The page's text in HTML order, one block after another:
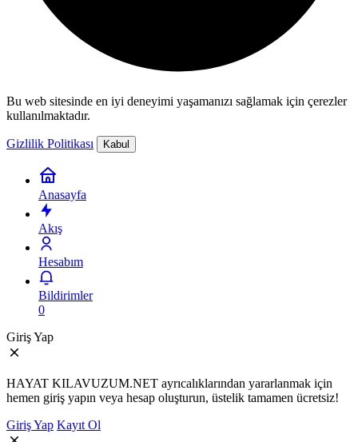
Bu web sitesinde en iyi deneyimi yaşamanızı sağlamak için çerezler
kullanılmaktadır.
Gizlilik Politikası Kabul
Anasayfa
Akış
Hesabım
Bildirimler
0
Giriş Yap
HAYAT KILAVUZUM.NET ayrıcalıklarından yararlanmak için
hemen giriş yapın veya hesap oluşturun, üstelik tamamen ücretsiz!
Giriş Yap Kayıt Ol